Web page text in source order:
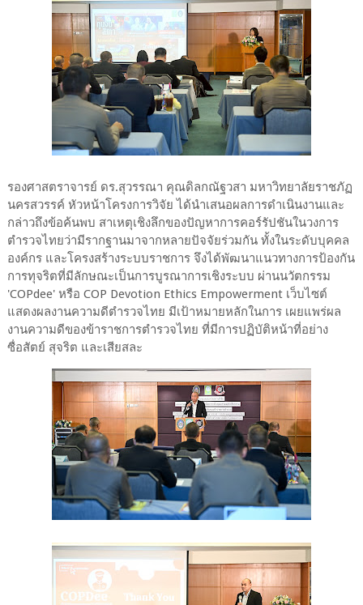
รองศาสตราจารย์ ดร.สุวรรณา คุณดิลกณัฐวสา มหาวิทยาลัยราชภัฏ
นครสวรรค์ หัวหน้าโครงการวิจัย ได้นำเสนอผลการดำเนินงานและ
กล่าวถึงข้อค้นพบ สาเหตุเชิงลึกของปัญหาการคอร์รัปชันในวงการ
ตำรวจไทยว่ามีรากฐานมาจากหลายปัจจัยร่วมกัน ทั้งในระดับบุคคล
องค์กร และโครงสร้างระบบราชการ จึงได้พัฒนาแนวทางการป้องกัน
การทุจริตที่มีลักษณะเป็นการบูรณาการเชิงระบบ ผ่านนวัตกรรม
'COPdee' หรือ COP Devotion Ethics Empowerment เว็บไซต์
แสดงผลงานความดีตำรวจไทย มีเป้าหมายหลักในการ เผยแพร่ผล
งานความดีของข้าราชการตำรวจไทย ที่มีการปฏิบัติหน้าที่อย่าง
ซื่อสัตย์ สุจริต และเสียสละ